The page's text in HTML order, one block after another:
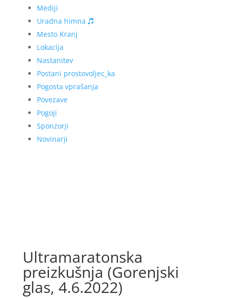
Mediji
Uradna himna
Mesto Kranj
Lokacija
Nastanitev
Postani prostovoljec_ka
Pogosta vprašanja
Povezave
Pogoji
Sponzorji
Novinarji
Ultramaratonska
preizkušnja (Gorenjski
glas, 4.6.2022)